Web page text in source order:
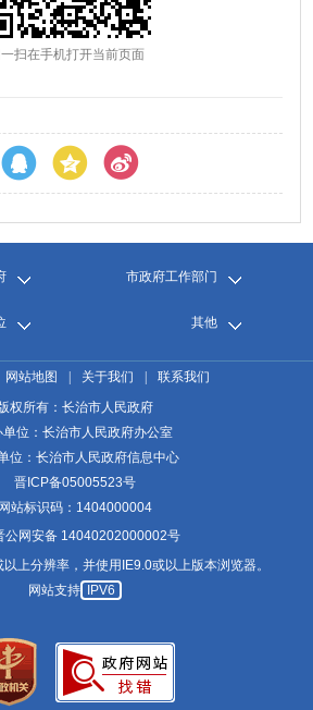
扫在手机打开当前页面
市政府工作部门
其他
网站地图 关于我们
联系我们
权所有：长治市人民政府
单位：长治市人民政府办公室
位：长治市人民政府信息中心
晋ICP备05005523号
网站标识码：1404000004
公网安备 14040202000002号
上分辨率，并使用IE9.0或以上版本浏览器。
网站支持
IPV6